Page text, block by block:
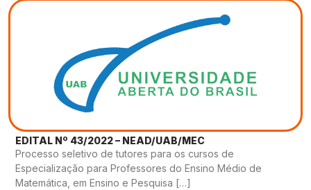
EDITAL Nº 43/2022 – NEAD/UAB/MEC
Processo seletivo de tutores para os cursos de
Especialização para Professores do Ensino Médio de
Matemática, em Ensino e Pesquisa […]